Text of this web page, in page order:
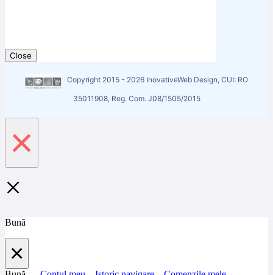
Close
Copyright 2015 - 2026 InovativeWeb Design, CUI: RO
35011908, Reg. Com. J08/1505/2015
×
×
Bună
×